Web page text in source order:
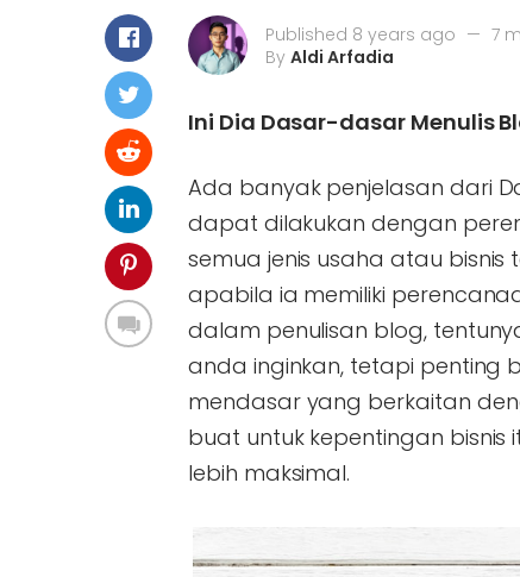
Published 8 years ago — 7
By Aldi Arfadia
Ini Dia Dasar-dasar Menulis
Ada banyak penjelasan dari
dapat dilakukan dengan
semua jenis usaha atau
apabila ia memiliki
dalam penulisan blog,
anda inginkan, tetapi penting
mendasar yang berkaitan
buat untuk kepentingan
lebih maksimal.